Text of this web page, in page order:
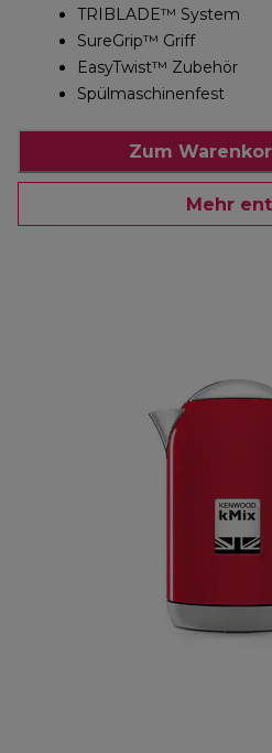
TRIBLADE™ System
SureGrip™ Griff
EasyTwist™ Zubehör
Spülmaschinenfest
Zum
Mehr